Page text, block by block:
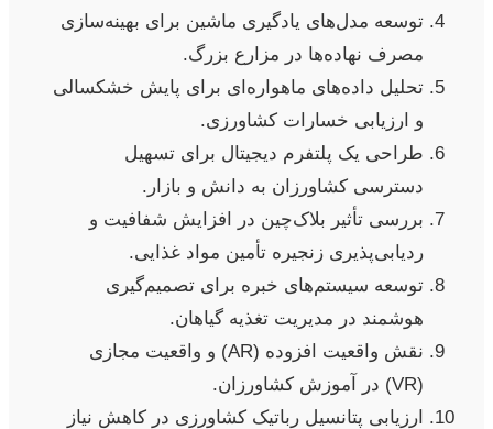
توسعه مدل‌های یادگیری ماشین برای بهینه‌سازی
مصرف نهاده‌ها در مزارع بزرگ.
تحلیل داده‌های ماهواره‌ای برای پایش خشکسالی
و ارزیابی خسارات کشاورزی.
طراحی یک پلتفرم دیجیتال برای تسهیل
دسترسی کشاورزان به دانش و بازار.
بررسی تأثیر بلاک‌چین در افزایش شفافیت و
ردیابی‌پذیری زنجیره تأمین مواد غذایی.
توسعه سیستم‌های خبره برای تصمیم‌گیری
هوشمند در مدیریت تغذیه گیاهان.
نقش واقعیت افزوده (AR) و واقعیت مجازی
(VR) در آموزش کشاورزان.
ارزیابی پتانسیل رباتیک کشاورزی در کاهش نیاز